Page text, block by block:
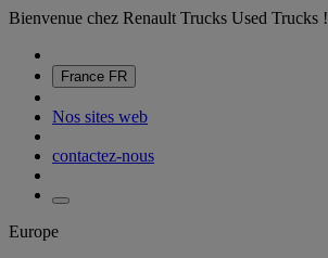
Bienvenue chez Renault Trucks Used Trucks !
France FR
Nos sites web
contactez-nous
Europe